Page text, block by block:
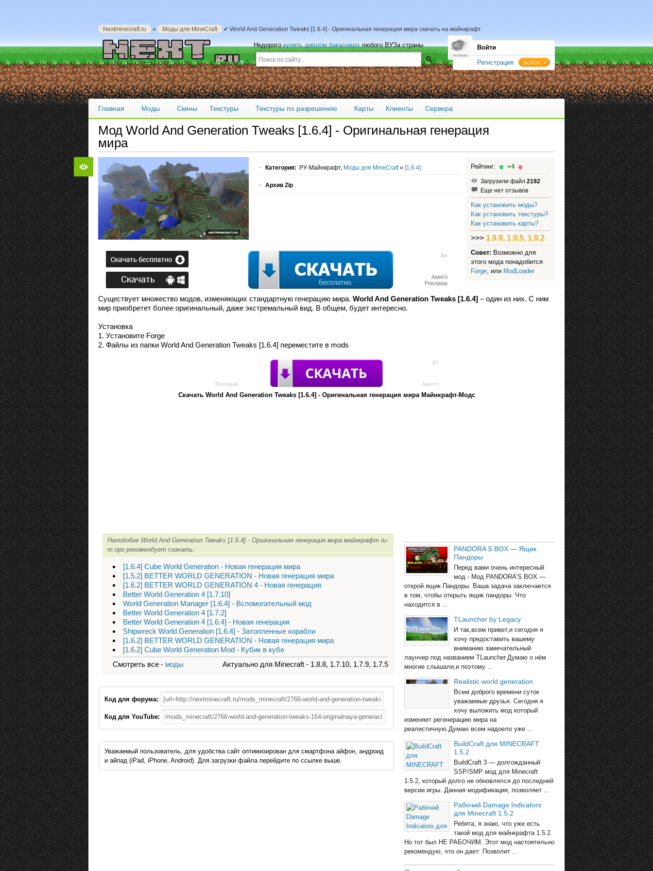
Nextminecraft.ru » Моды для MineCraft ✔ World And Generation Tweaks [1.6.4] - Оригинальная генерация мира скачать на майнкрафт
Недорогокупить диплом бакалавралюбого ВУЗа страны Войти
Регистрация ВОЙТИ
Главная Моды Скины Текстуры Текстуры по разрешению Карты Клиенты Сервера
Мод World And Generation Tweaks [1.6.4] - Оригинальная генерация
мира
Категория: РУ-Майнкрафт, Моды для MineCraft» [1.6.4]
Архив Zip
Рейтинг: +4
Загрузили файл 2192
Еще нет отзывов
Как установить моды?
Как установить текстуры?
Как установить карты?
>>> 1.9.9, 1.9.5, 1.9.2
Совет: Возможно для
этого мода понадобится
Forge, или ModLoader
Существует множество модов, изменяющих стандартную генерацию мира. World And Generation Tweaks [1.6.4] – один из них. С ним
мир приобретет более оригинальный, даже экстремальный вид. В общем, будет интересно.
Установка
1. Установите Forge
2. Файлы из папки World And Generation Tweaks [1.6.4] переместите в mods
Скачать World And Generation Tweaks [1.6.4] - Оригинальная генерация мира Майнкрафт-Модс
Наподобие World And Generation Tweaks [1.6.4] - Оригинальная генерация мира майнкрафт ru-
m.орг рекомендует скачать:
[1.6.4] Cube World Generation - Новая генерация мира
[1.5.2] BETTER WORLD GENERATION - Новая генерация мира
[1.6.2] BETTER WORLD GENERATION 4 - Новая генерация
Better World Generation 4 [1.7.10]
World Generation Manager [1.6.4] - Вспомогательный мод
Better World Generation 4 [1.7.2]
Better World Generation 4 [1.6.4] - Новая генерация
Shipwreck World Generation [1.6.4] - Затопленные корабли
[1.6.2] BETTER WORLD GENERATION - Новая генерация мира
[1.6.2] Cube World Generation Mod - Кубик в кубе
Смотреть все - моды Актуально для Minecraft - 1.8.8, 1.7.10, 1.7.9, 1.7.5
Код для форума:
Код для YouTube:
Уважаемый пользователь, для удобства сайт оптимизирован для смартфона айфон, андроид
и айпад (iPad, iPhone, Android). Для загрузки файла перейдите по ссылке выше.
PANDORA S BOX — Ящик
Пандоры
Перед вами очень интересный
мод - Мод PANDORA’S BOX —
открой ящик Пандоры. Ваша задача заключается
в том, чтобы открыть ящик пандоры. Что
находится в ...
TLauncher by Legacy
И так,всем привет,и сегодня я
хочу предоставить вашему
вниманию замечательный
лаунчер под названием TLauncher.Думаю о нём
многие слышали,и поэтому ...
Realistic world generation
Всем доброго времени суток
уважаемые друзья. Сегодня я
хочу выложить мод который
изменяет регенерацию мира на
реалистичную.Думаю всем надоело уже ...
BuildCraft для MINECRAFT
1.5.2
BuildCraft 3 — долгожданный
SSP/SMP мод для Minecraft
1.5.2, который долго не обновлялся до последней
версии игры. Данная модификация, позволяет ...
Рабочий Damage Indicators
для Minecraft 1.5.2
Ребята, я знаю, что уже есть
такой мод для майнкрафта 1.5.2.
Но тот был НЕ РАБОЧИМ. Этот мод настоятельно
рекомендую, что он дает: Позволит ...